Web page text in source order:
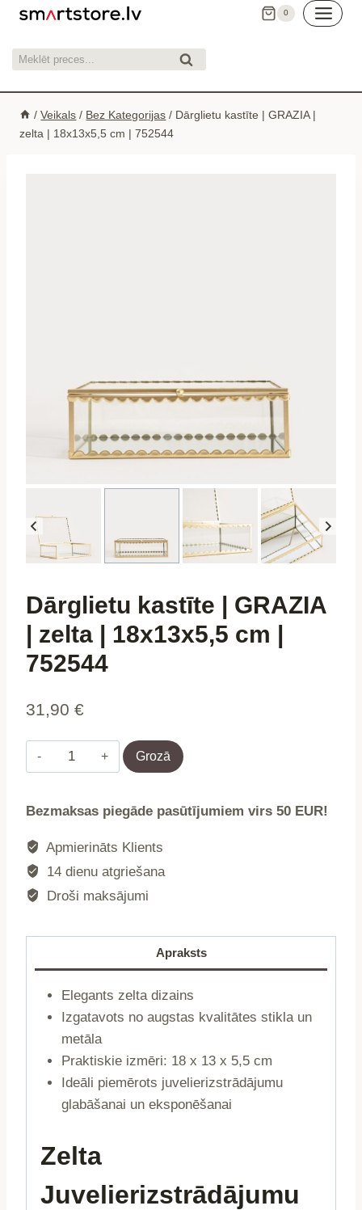
Skip
content
0
Meklēt: Meklēt
/ Veikals / Bez Kategorijas / Dārglietu kastīte | GRAZIA |
zelta | 18x13x5,5 cm | 752544
Dārglietu kastīte | GRAZIA
| zelta | 18x13x5,5 cm |
752544
31,90 €
Dārglietu
kastīte
GRAZIA
zelta
18x13x5,5
752544
daudzums
Grozā
Bezmaksas piegāde pasūtījumiem virs 50 EUR!
Apmierināts Klients
14 dienu atgriešana
Droši maksājumi
Apraksts
Elegants zelta dizains
Izgatavots no augstas kvalitātes stikla un
metāla
Praktiskie izmēri: 18 x 13 x 5,5 cm
Ideāli piemērots juvelierizstrādājumu
glabāšanai un eksponēšanai
Zelta
Juvelierizstrādājumu